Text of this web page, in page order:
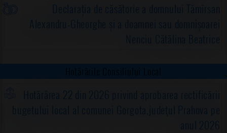
Declarația de căsătorie a domnului Tămîrsan
Alexandru-Gheorghe și a doamnei sau domnișoarei
Nenciu Cătălina Beatrice
Hotărârile Consiliului Local
Hotărârea 22 din 2026 privind aprobarea rectificării
bugetului local al comunei Gorgota,judeţul Prahova pe
anul 2026